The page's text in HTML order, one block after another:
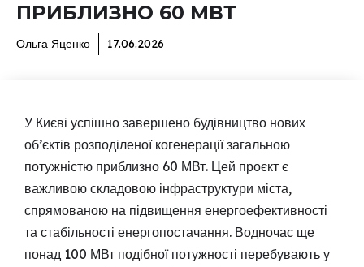
ПРИБЛИЗНО 60 МВТ
Ольга Яценко 17.06.2026
У Києві успішно завершено будівництво нових
об’єктів розподіленої когенерації загальною
потужністю приблизно 60 МВт. Цей проєкт є
важливою складовою інфраструктури міста,
спрямованою на підвищення енергоефективності
та стабільності енергопостачання. Водночас ще
понад 100 МВт подібної потужності перебувають у